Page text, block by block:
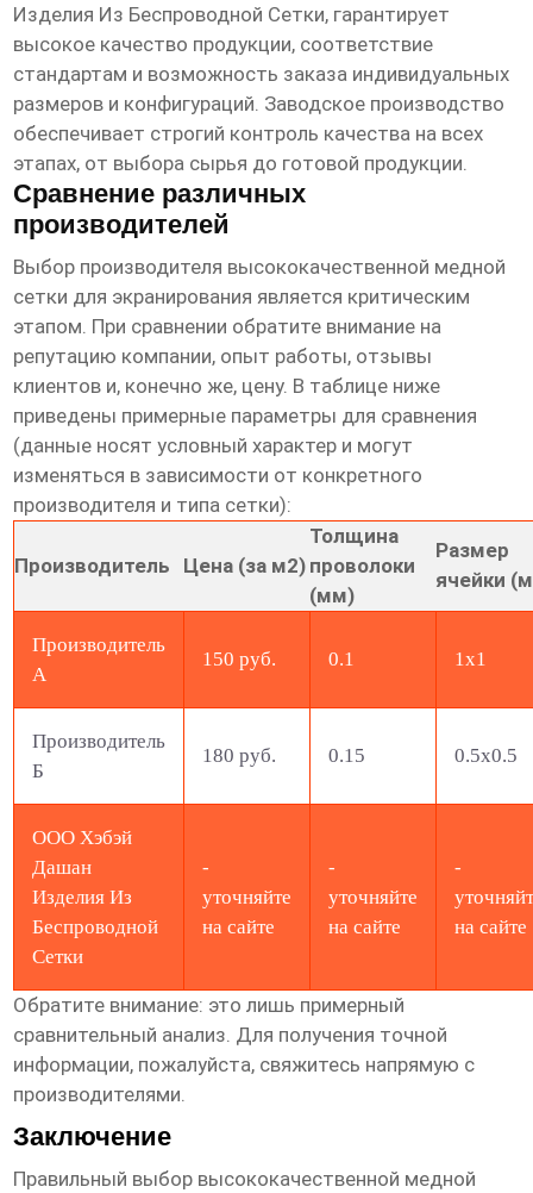
Изделия Из Беспроводной Сетки, гарантирует
высокое качество продукции, соответствие
стандартам и возможность заказа индивидуальных
размеров и конфигураций. Заводское производство
обеспечивает строгий контроль качества на всех
этапах, от выбора сырья до готовой продукции.
Сравнение различных
производителей
Выбор производителя высококачественной медной
сетки для экранирования является критическим
этапом. При сравнении обратите внимание на
репутацию компании, опыт работы, отзывы
клиентов и, конечно же, цену. В таблице ниже
приведены примерные параметры для сравнения
(данные носят условный характер и могут
изменяться в зависимости от конкретного
производителя и типа сетки):
Производитель Цена (за м2)
Толщина
проволоки
(мм)
Размер
ячейки
Производитель
А
150 руб. 0.1 1x1
Производитель
Б
180 руб. 0.15 0.5x0.5
ООО Хэбэй
Дашан
Изделия Из
Беспроводной
Сетки
-
уточняйте
на сайте
-
уточняйте
на сайте
-
на сайте
Обратите внимание: это лишь примерный
сравнительный анализ. Для получения точной
информации, пожалуйста, свяжитесь напрямую с
производителями.
Заключение
Правильный выбор высококачественной медной